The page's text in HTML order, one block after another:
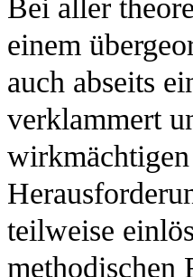
Bei aller
einem
auch abseits
verklammert
wirkmächtigen
teilweise
methodischen